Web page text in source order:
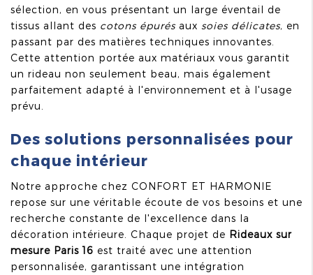
sélection, en vous présentant un large éventail de
tissus allant des cotons épurésaux soies délicates, en
passant par des matières techniques innovantes.
Cette attention portée aux matériaux vous garantit
un rideau non seulement beau, mais également
parfaitement adapté à l'environnement et à l'usage
prévu.
Des solutions personnalisées pour
chaque intérieur
Notre approche chez CONFORT ET HARMONIE
repose sur une véritable écoute de vos besoins et une
recherche constante de l'excellence dans la
décoration intérieure. Chaque projet de Rideaux sur
mesure Paris 16 est traité avec une attention
personnalisée, garantissant une intégration